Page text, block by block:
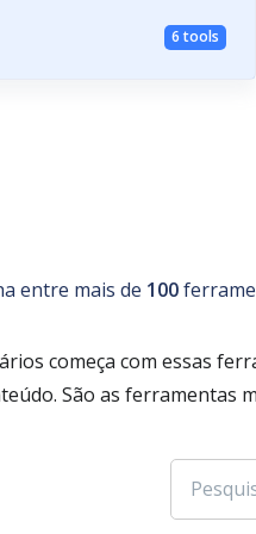
6 tools
entre mais de 100
começa com essas
São as ferramentas